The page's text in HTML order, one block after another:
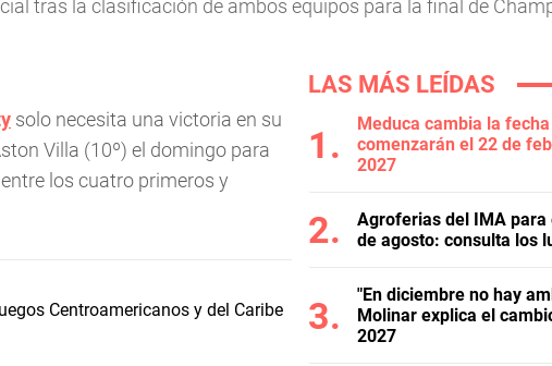
tras la clasificación de ambos equipos para la final de
solo necesita una victoria en su
Villa (10º) el domingo para
los cuatro primeros y
Centroamericanos y del Caribe
LAS MÁS LEÍDAS
Meduca cambia la
comenzarán el 22 de
2027
Agroferias del IMA para
de agosto: consulta los
"En diciembre no hay
Molinar explica el
2027